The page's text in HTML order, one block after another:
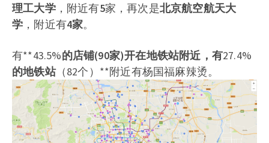
理工大学，附近有5家，再次是北京航空航天大
学 ，附近有4家。
有**43.5%的店铺(90家)开在地铁站附近，有27.4%
的地铁站（82个）**附近有杨国福麻辣烫。